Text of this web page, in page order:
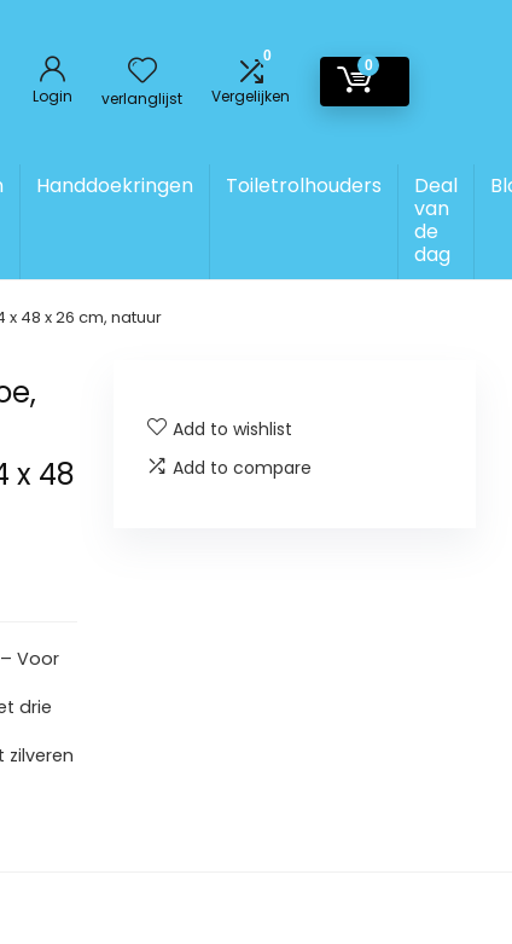
Login verlanglijst
0
Vergelijken
0
Handdoekringen Toiletrolhouders
Deal
van
de
dag
48 x 26 cm, natuur
x 48
Voor
drie
Add to wishlist
Add to compare